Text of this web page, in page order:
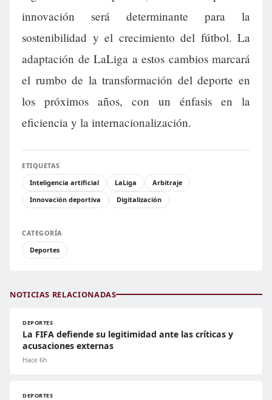
innovación será determinante para la
sostenibilidad y el crecimiento del fútbol. La
adaptación de LaLiga a estos cambios marcará
el rumbo de la transformación del deporte en
los próximos años, con un énfasis en la
eficiencia y la internacionalización.
ETIQUETAS
Inteligencia artificial
LaLiga
Arbitraje
Innovación deportiva
Digitalización
CATEGORÍA
Deportes
NOTICIAS RELACIONADAS
DEPORTES
La FIFA defiende su legitimidad ante las críticas y
acusaciones externas
Hace 6h
DEPORTES